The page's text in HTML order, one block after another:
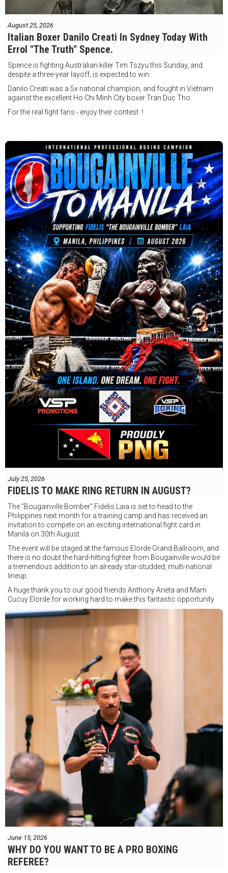
August 25, 2026
Italian Boxer Danilo Creati In Sydney Today With
Errol "The Truth" Spence.
Spence is fighting Australian killer Tim Tszyu this Sunday, and
despite a three-year layoff, is expected to win.
Danilo Creati was a 5x national champion, and fought in Vietnam
against the excellent Ho Chi Minh City boxer Tran Duc Tho.
For the real fight fans - enjoy their contest !
July 25, 2026
FIDELIS TO MAKE RING RETURN IN AUGUST?
The "Bougainville Bomber" Fidelis Laia is set to head to the
Philippines next month for a training camp and has received an
invitation to compete on an exciting international fight card in
Manila on 30th August.
The event will be staged at the famous Elorde Grand Ballroom, and
there is no doubt the hard-hitting fighter from Bougainville would be
a tremendous addition to an already star-studded, multi-national
lineup.
A huge thank you to our good friends Anthony Arieta and Mam
Cucuy Elorde for working hard to make this fantastic opportunity
We hope to have some exciting news to share very soon!
June 15, 2026
WHY DO YOU WANT TO BE A PRO BOXING
REFEREE?